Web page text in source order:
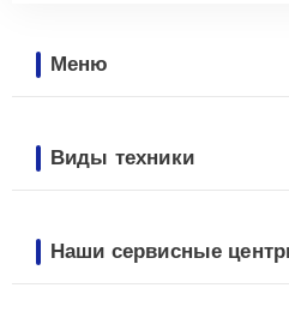
Меню
Виды техники
Наши сервисные